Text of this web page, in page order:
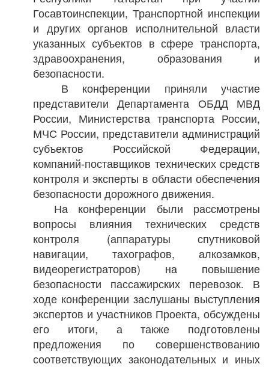
Госавтоинспекции, Транспортной инспекции
и других органов исполнительной власти
указанных субъектов в сфере транспорта,
здравоохранения, образования и
безопасности.
В конференции приняли участие
представители Департамента ОБДД МВД
России, Министерства транспорта России,
МЧС России, представители администраций
субъектов Российской Федерации,
компаний-поставщиков технических средств
контроля и эксперты в области обеспечения
безопасности дорожного движения.
На конференции были рассмотрены
вопросы влияния технических средств
контроля (аппаратуры спутниковой
навигации, тахографов, алкозамков,
видеорегистраторов) на повышение
безопасности пассажирских перевозок. В
ходе конференции заслушаны выступления
экспертов и участников Проекта, обсуждены
его итоги, а также подготовлены
предложения по совершенствованию
соответствующих законодательных и иных